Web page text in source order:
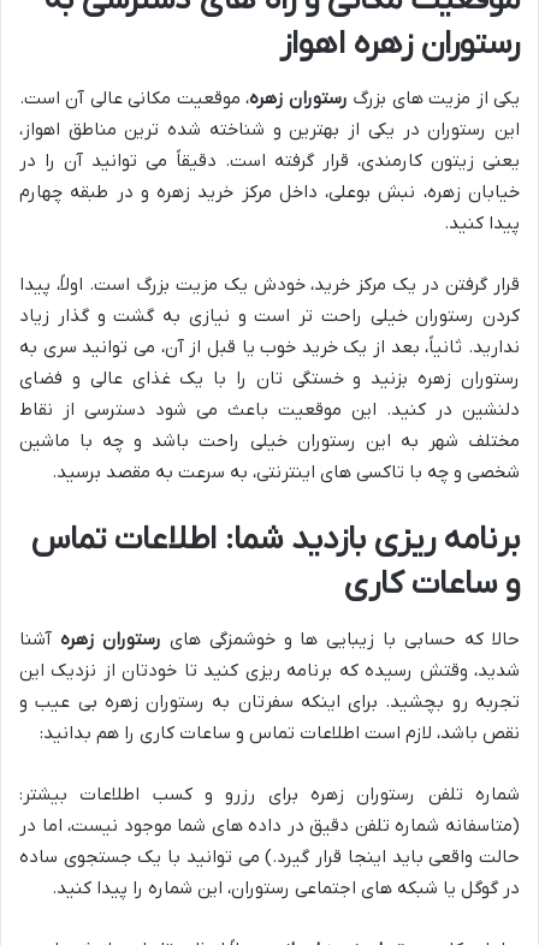
رستوران زهره اهواز
یکی از مزیت های بزرگ رستوران زهره، موقعیت مکانی عالی آن است.
این رستوران در یکی از بهترین و شناخته شده ترین مناطق اهواز،
یعنی زیتون کارمندی، قرار گرفته است. دقیقاً می توانید آن را در
خیابان زهره، نبش بوعلی، داخل مرکز خرید زهره و در طبقه چهارم
پیدا کنید.
قرار گرفتن در یک مرکز خرید، خودش یک مزیت بزرگ است. اولاً، پیدا
کردن رستوران خیلی راحت تر است و نیازی به گشت و گذار زیاد
ندارید. ثانیاً، بعد از یک خرید خوب یا قبل از آن، می توانید سری به
رستوران زهره بزنید و خستگی تان را با یک غذای عالی و فضای
دلنشین در کنید. این موقعیت باعث می شود دسترسی از نقاط
مختلف شهر به این رستوران خیلی راحت باشد و چه با ماشین
شخصی و چه با تاکسی های اینترنتی، به سرعت به مقصد برسید.
برنامه ریزی بازدید شما: اطلاعات تماس
و ساعات کاری
حالا که حسابی با زیبایی ها و خوشمزگی های رستوران زهره آشنا
شدید، وقتش رسیده که برنامه ریزی کنید تا خودتان از نزدیک این
تجربه رو بچشید. برای اینکه سفرتان به رستوران زهره بی عیب و
نقص باشد، لازم است اطلاعات تماس و ساعات کاری را هم بدانید:
شماره تلفن رستوران زهره برای رزرو و کسب اطلاعات بیشتر:
(متاسفانه شماره تلفن دقیق در داده های شما موجود نیست، اما در
حالت واقعی باید اینجا قرار گیرد.) می توانید با یک جستجوی ساده
در گوگل یا شبکه های اجتماعی رستوران، این شماره را پیدا کنید.